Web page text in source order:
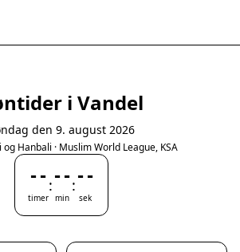
i Vandel
den 9. august 2026
Hanbali · Muslim World League, KSA
--
timer
:--
min
:--
sek